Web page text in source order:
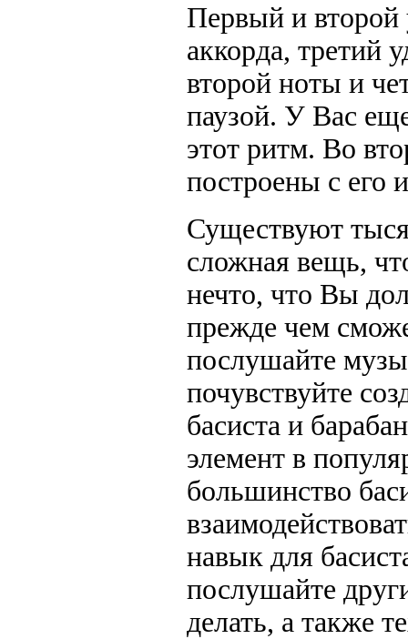
Первый и
аккорда, третий
второй ноты и
паузой. У Вас
этот ритм. Во
построены с его
Существуют
сложная вещь,
нечто, что Вы
прежде чем
послушайте
почувствуйте
басиста и
элемент в
большинство
навык для
послушайте
делать, а также